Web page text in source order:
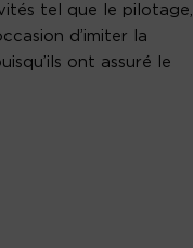
tel que le
d’imiter la
ont assuré le